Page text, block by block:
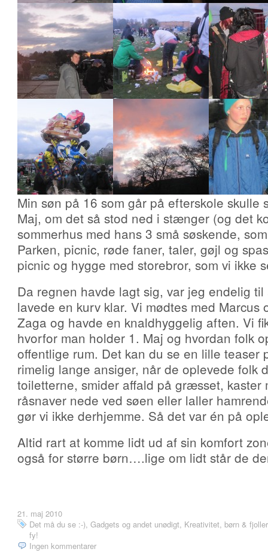
Min søn på 16 som går på efterskole skulle
Maj, om det så stod ned i stænger (og det
sommerhus med hans 3 små søskende,
Parken, picnic, røde faner, taler, gøjl og
picnic og hygge med storebror, som vi ikke
Da regnen havde lagt sig, var jeg endelig
lavede en kurv klar. Vi mødtes med Marcus
Zaga og havde en knaldhyggelig aften. Vi
hvorfor man holder 1. Maj og hvordan folk
offentlige rum. Det kan du se en lille teaser
rimelig lange ansiger, når de oplevede folk
toiletterne, smider affald på græsset, kaster
råsnaver nede ved søen eller laller
gør vi ikke derhjemme. Så det var én på
Altid rart at komme lidt ud af sin komfort
også for større børn….lige om lidt står de
21. maj 2010
Det må du se :-), Gadgets og andet unødigt, Kreativitet, børn &
fy!
Ingen kommentarer